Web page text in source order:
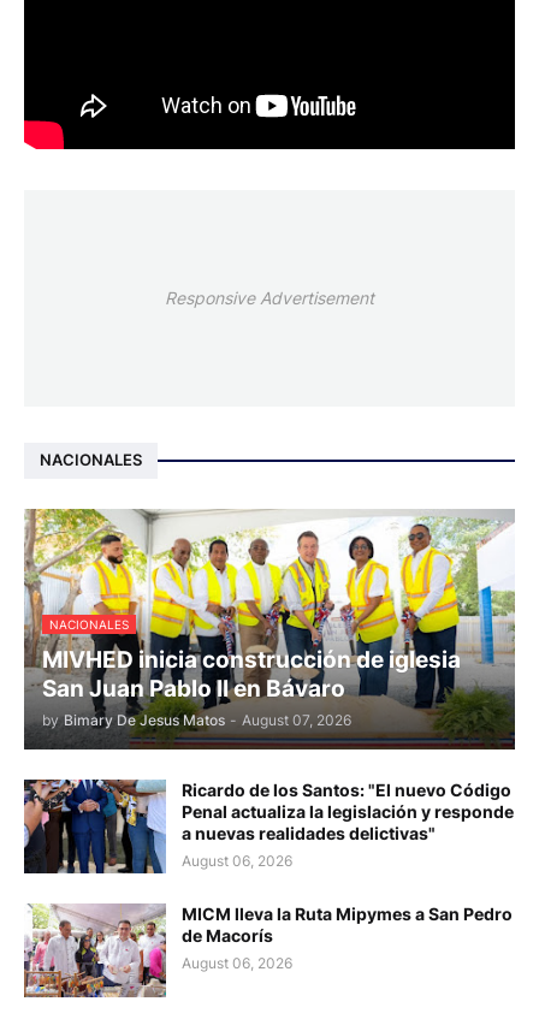
Responsive Advertisement
NACIONALES
NACIONALES
MIVHED inicia construcción de iglesia
San Juan Pablo II en Bávaro
by Bimary De Jesus Matos - August 07, 2026
Ricardo de los Santos: "El nuevo Código
Penal actualiza la legislación y responde
a nuevas realidades delictivas"
August 06, 2026
MICM lleva la Ruta Mipymes a San Pedro
de Macorís
August 06, 2026